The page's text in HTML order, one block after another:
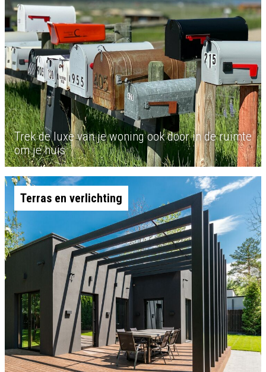
Trek de luxe van je woning ook door in de ruimte
om je huis
Terras en verlichting